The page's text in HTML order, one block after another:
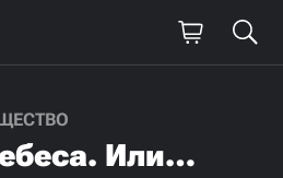
Или…
работу!